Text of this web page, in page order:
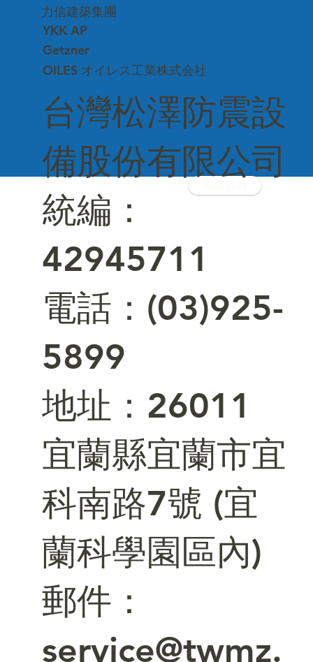
台灣松澤防震設
備股份有限公司
統編：
42945711
電話：(03)925-
5899
​地址：26011
宜蘭縣宜蘭市宜
科南路7號 (宜
蘭科學園區內)
郵件：
service@twmz.
OILES オイレス工業株式会社
Getzner
YKK AP
力信建築集團
結建築美學